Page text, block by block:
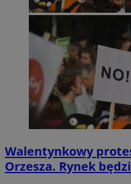
Walentynkowy
Orzesza. Rynek